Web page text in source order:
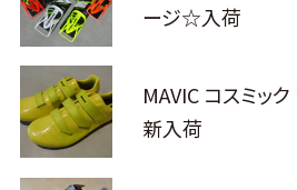
ージ☆入荷
MAVIC コスミッ
新入荷